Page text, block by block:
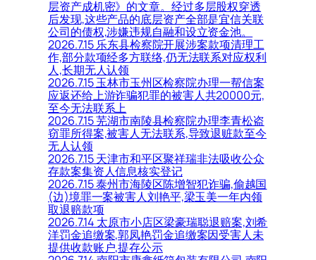
层资产成机密》的文章。经过多层股权穿透
后发现,这些产品的底层资产全部是宜信关联
公司的债权,涉嫌违规自融和设立资金池。
2026.7.15 乐东县检察院开展涉案款项清理工
作,部分款项经多方联络,仍无法联系对应权利
人,长期无人认领
2026.7.15 玉林市玉州区检察院办理一帮信案
应返还给上游诈骗犯罪的被害人共20000元,
至今无法联系上
2026.7.15 芜湖市南陵县检察院办理李青松盗
窃罪所得案,被害人无法联系,导致退赃款至今
无人认领
2026.7.15 天津市和平区聚祥瑞非法吸收公众
存款案集资人信息核实登记
2026.7.15 泰州市海陵区陈增智犯诈骗,偷越国
(边)境罪一案被害人刘艳平,梁玉美一年内领
取退赔款项
2026.7.14 太原市小店区梁豪瑞聪退赔案,刘希
洋罚金追缴案,郭凤艳罚金追缴案因受害人未
提供收款账户,提存公示